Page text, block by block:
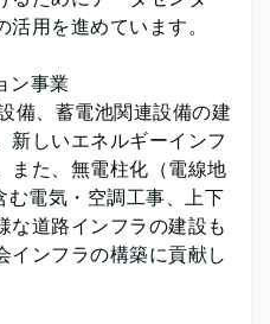
用を進めています。
ン事業
備、蓄電池関連設備の建
新しいエネルギーインフ
また、無電柱化（電線地
む電気・空調工事、上下
な道路インフラの建設も
インフラの構築に貢献し